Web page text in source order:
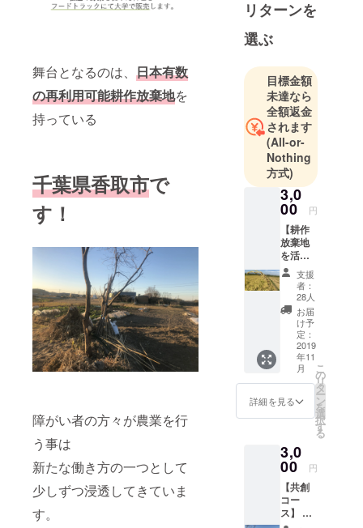
舞台となるのは、 日本有数
の再利用可能耕作放棄地を
持っている
千葉県香取市で
す！
障がい者の方々が農業を行
う事は
新たな働き方の一つとして
少しずつ浸透してきていま
す。
は、地域活
性化と障が
い者雇用と
いった社会
問題に対し
課題意識を
持つように
なり、2年前
に行いまし
た。
現在は皆様
からの支援
を元に千葉
県香取市に
て農業を始
め、学生な
りの社会貢
献ができな
いかという
視点から、
「Social
Store」を運
営していま
す。
最後まで読
んでいただ
けたら幸い
リターンを
選ぶ
目標金額
未達なら
全額返金
されます
(All-or-
Nothing
方式)
3,0
00 円
【耕作
放棄地
を活用
して
作った
お米
5kg】
私たち
が千葉
の耕作
放棄地
を活用
し、地
方農
家、障
と協力
して
作った
お米を
5kgお届
けしま
支援
者：
28人
お届
け予
定：
2019
年11
月
詳細を見る
こ
の
リ
タ
ー
ン
を
選
択
す
る
3,0
00 円
【共創
コー
ス】 私